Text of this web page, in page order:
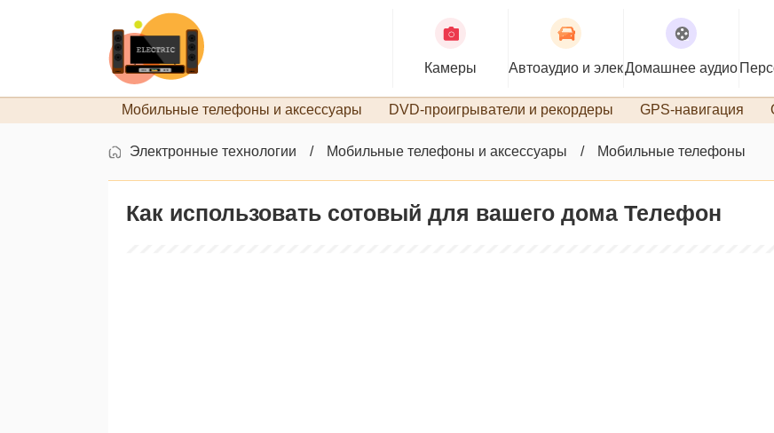
Камеры Автоаудио и электроникаДомашнее аудио
Мобильные телефоны и аксессуары DVD-проигрыватели и рекордеры GPS-навигация
Электронные технологии Мобильные телефоны и аксессуары Мобильные телефоны
Как использовать сотовый для вашего дома Телефон